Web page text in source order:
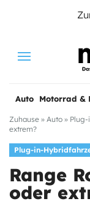
Menu
Auto Motorrad &
Zuhause » Auto »
extrem?
Plug-in-
Range
oder